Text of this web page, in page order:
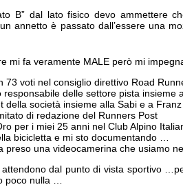
B” dal lato fisico devo ammettere
annetto è passato dall’essere una
mi fa veramente MALE però mi
73 voti nel consiglio direttivo Road
delle settore pista insieme
della società insieme alla Sabi e a Franz
di redazione del Runners Post
per i miei 25 anni nel Club Alpino
bicicletta e mi sto documentando …
preso una videocamerina che usiamo
dal punto di vista sportivo
poco nulla …